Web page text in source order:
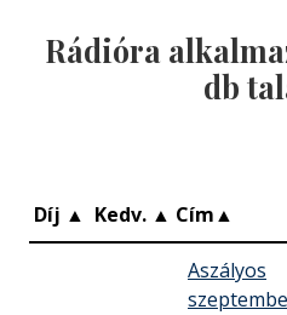
Rádióra
db
Díj ▲ Kedv. ▲ Cím▲
Aszályos